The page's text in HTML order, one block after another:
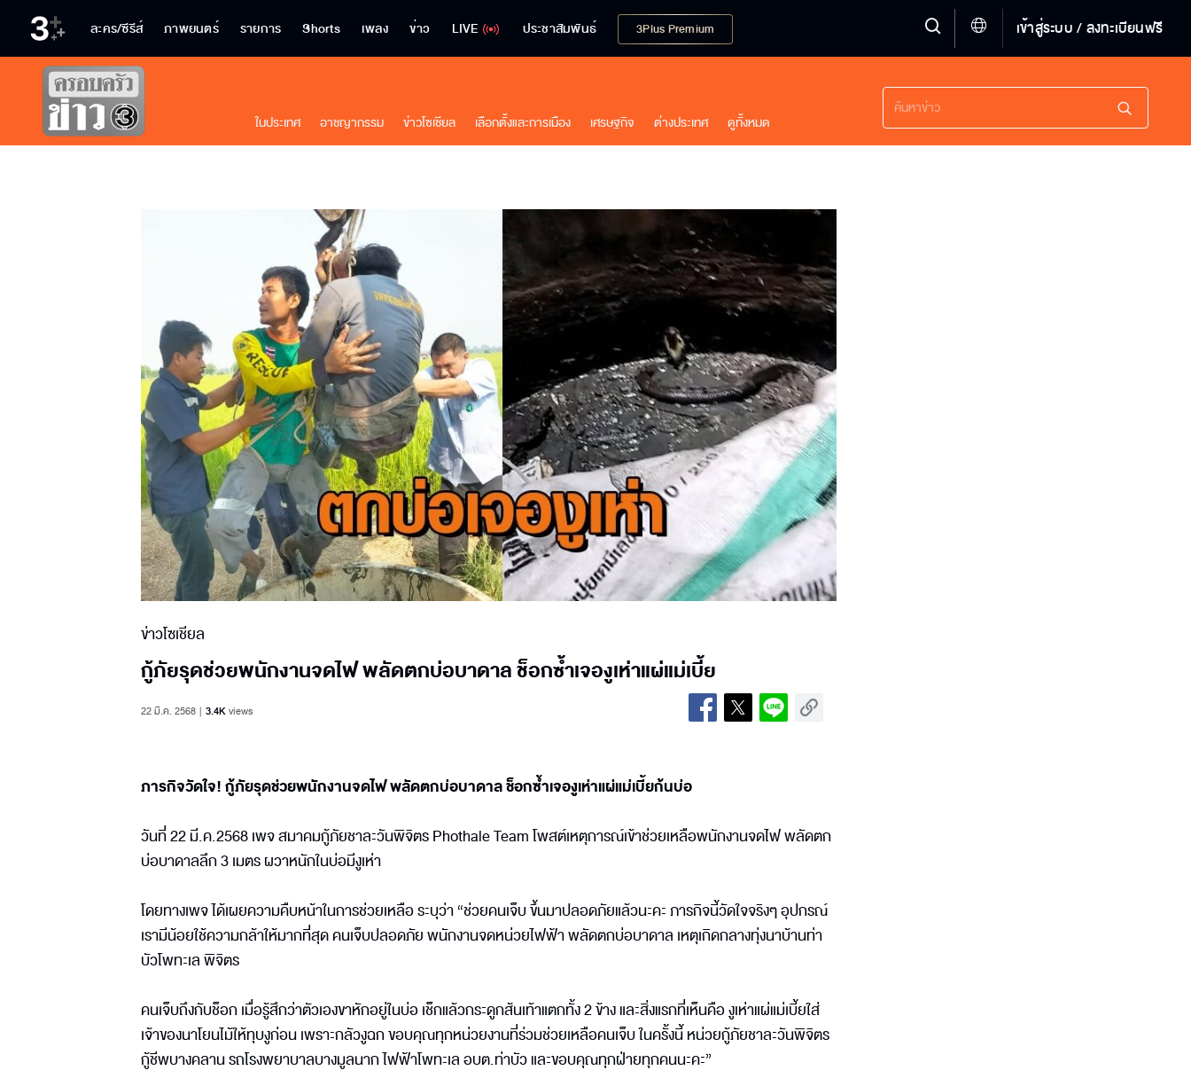
ละคร/ซีรีส์ ภาพยนตร์ รายการ Shorts เพลง ข่าว LIVE ประชาสัมพันธ์ 3Plus Premium เข้าสู่ระบบ / ลงทะเบียนฟรี
ในประเทศ อาชญากรรม ข่าวโซเชียล เลือกตั้งและการเมือง เศรษฐกิจ ต่างประเทศ ดูทั้งหมด
ข่าวโซเชียล
กู้ภัยรุดช่วยพนักงานจดไฟ พลัดตกบ่อบาดาล ช็อกซ้ำเจองูเห่าแผ่แม่เบี้ย
22 มี.ค. 2568 3.4Kviews
ภารกิจวัดใจ! กู้ภัยรุดช่วยพนักงานจดไฟ พลัดตกบ่อบาดาล ช็อกซ้ำเจองูเห่าแผ่แม่เบี้ยก้นบ่อ
วันที่ 22 มี.ค.2568 เพจ สมาคมกู้ภัยชาละวันพิจิตร Phothale Team โพสต์เหตุการณ์เข้าช่วยเหลือพนักงานจดไฟ พลัดตก
บ่อบาดาลลึก 3 เมตร ผวาหนักในบ่อมีงูเห่า
โดยทางเพจ ได้เผยความคืบหน้าในการช่วยเหลือ ระบุว่า “ช่วยคนเจ็บ ขึ้นมาปลอดภัยแล้วนะคะ ภารกิจนี้วัดใจจริงๆ อุปกรณ์
เรามีน้อยใช้ความกล้าให้มากที่สุด คนเจ็บปลอดภัย พนักงานจดหน่วยไฟฟ้า พลัดตกบ่อบาดาล เหตุเกิดกลางทุ่งนาบ้านท่า
บัวโพทะเล พิจิตร
คนเจ็บถึงกับช็อก เมื่อรู้สึกว่าตัวเองขาหักอยู่ในบ่อ เช็กแล้วกระดูกส้นเท้าแตกทั้ง 2 ข้าง และสิ่งแรกที่เห็นคือ งูเห่าแผ่แม่เบี้ยใส่
เจ้าของนาโยนไม้ให้ทุบงูก่อน เพราะกลัวงูฉก ขอบคุณทุกหน่วยงานที่ร่วมช่วยเหลือคนเจ็บ ในครั้งนี้ หน่วยกู้ภัยชาละวันพิจิตร
กู้ชีพบางคลาน รถโรงพยาบาลบางมูลนาก ไฟฟ้าโพทะเล อบต.ท่าบัว และขอบคุณทุกฝ่ายทุกคนนะคะ”